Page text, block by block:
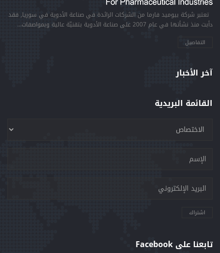
تعتبر شركة بيوميد فارما من الشركات الرائدة في صناعة الأدوية في سوريا, فقد
دأبت منذ نشأتها في عام 2007 على صناعة الأدوية بتقنيّة عالية وبمواصفات...
التفاصيل
آخر الأخبار
القائمة البريدية
اشتراك
تابعنا على Facebook